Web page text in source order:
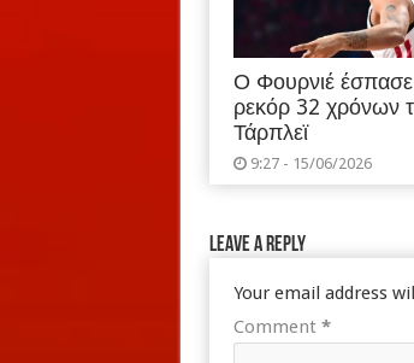
Ο Φουρνιέ έσπασε
ρεκόρ 32 χρόνων
Τάρπλεϊ
9:27 - 15/06/2026
Leave a Reply
Your email address
Comment *